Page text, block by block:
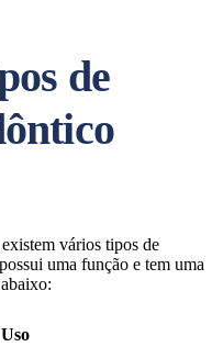
de
vários tipos de
uma função e tem uma
Uso